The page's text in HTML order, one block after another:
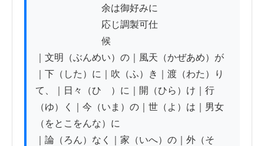
余は御好みに
応じ調製可仕
候
｜文明（ぶんめい）の｜風天（かぜあめ）が
｜下（した）に｜吹（ふ）き｜渡（わた）り
て、｜日々（ひゞ）に｜開（ひら）け｜行
（ゆ）く｜今（いま）の｜世（よ）は｜男女
（をとこをんな）に
｜論（ろん）なく｜家（いへ）の｜外（そ